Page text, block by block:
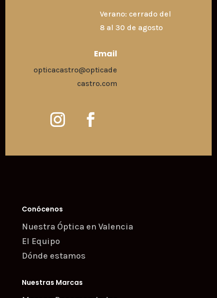
Verano: cerrado del
8 al 30 de agosto
Email
opticacastro@opticade
castro.com
Conócenos
Nuestra Óptica en Valencia
El Equipo
Dónde estamos
Nuestras Marcas